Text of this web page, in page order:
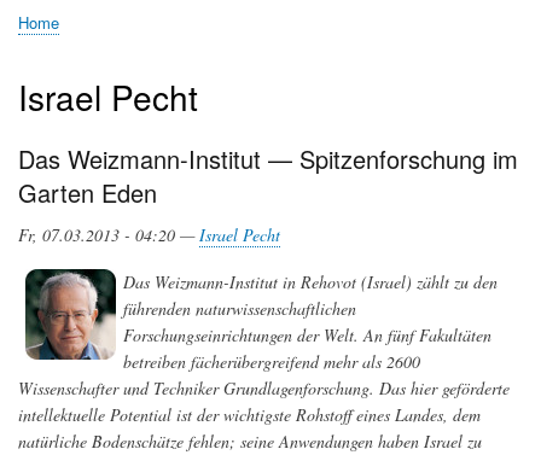
Home
Israel Pecht
Das Weizmann-Institut — Spitzenforschung im
Garten Eden
Fr, 07.03.2013 - 04:20 —Israel Pecht
Das Weizmann-Institut in Rehovot (Israel) zählt zu den
führenden naturwissenschaftlichen
Forschungseinrichtungen der Welt. An fünf Fakultäten
betreiben fächerübergreifend mehr als 2600
Wissenschafter und Techniker Grundlagenforschung. Das hier geförderte
intellektuelle Potential ist der wichtigste Rohstoff eines Landes, dem
natürliche Bodenschätze fehlen; seine Anwendungen haben Israel zu